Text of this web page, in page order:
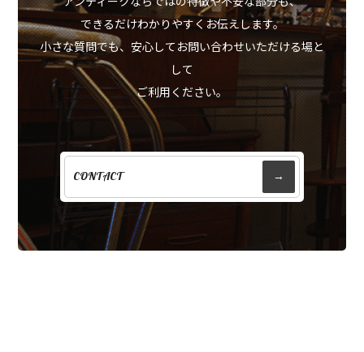
できるだけわかりやすくお伝えします。
小さな質問でも、安心してお問い合わせいただける場と
して
ご利用ください。
CONTACT →